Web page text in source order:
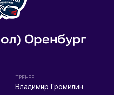
Оренбург
ТРЕНЕР
Владимир Громилин